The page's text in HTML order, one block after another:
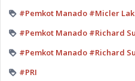
#Pemkot Manado #Micler
#Pemkot Manado #Richard
#Pemkot Manado #Richard
#PRI